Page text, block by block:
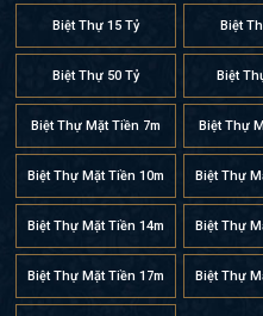
Biệt Thự 15 Tỷ Biệt
Biệt Thự 50 Tỷ Biệt
Biệt Thự Mặt Tiền 7m Biệt Thự
Biệt Thự Mặt Tiền 10m Biệt Thự
Biệt Thự Mặt Tiền 14m Biệt Thự
Biệt Thự Mặt Tiền 17m Biệt Thự